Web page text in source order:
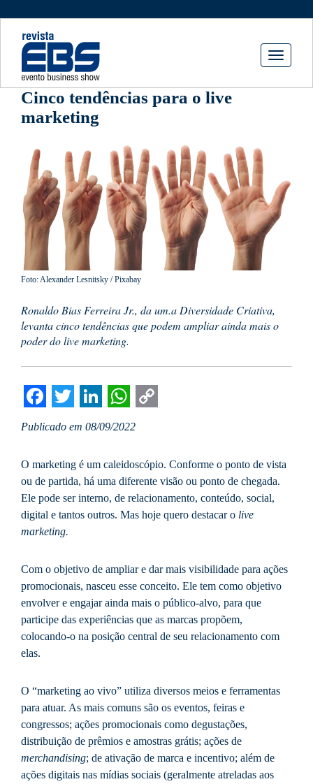
Toggle
Cinco tendências para o live
marketing
Foto: Alexander Lesnitsky / Pixabay
Ronaldo Bias Ferreira Jr., da um.a Diversidade Criativa,
levanta cinco tendências que podem ampliar ainda mais o
poder do live marketing.
Facebook
Twitter
LinkedIn
WhatsApp
Publicado em 08/09/2022
O marketing é um caleidoscópio. Conforme o ponto de vista
ou de partida, há uma diferente visão ou ponto de chegada.
Ele pode ser interno, de relacionamento, conteúdo, social,
digital e tantos outros. Mas hoje quero destacar o live
marketing.
Com o objetivo de ampliar e dar mais visibilidade para ações
promocionais, nasceu esse conceito. Ele tem como objetivo
envolver e engajar ainda mais o público-alvo, para que
participe das experiências que as marcas propõem,
colocando-o na posição central de seu relacionamento com
elas.
O “marketing ao vivo” utiliza diversos meios e ferramentas
para atuar. As mais comuns são os eventos, feiras e
congressos; ações promocionais como degustações,
distribuição de prêmios e amostras grátis; ações de
merchandising; de ativação de marca e incentivo; além de
ações digitais nas mídias sociais (geralmente atreladas aos